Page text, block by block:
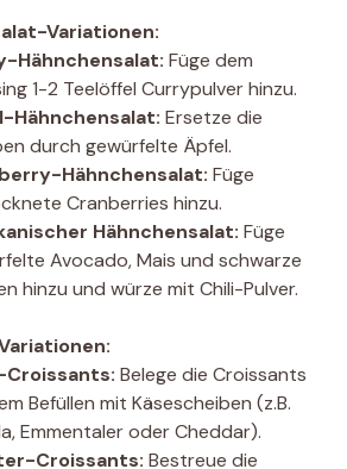
Variationen:
Hähnchensalat: Füge dem
1-2 Teelöffel Currypulver hinzu.
Hähnchensalat: Ersetze die
durch gewürfelte Äpfel.
Hähnchensalat: Füge
Cranberries hinzu.
Hähnchensalat: Füge
Avocado, Mais und schwarze
hinzu und würze mit Chili-Pulver.
Croissants: Belege die Croissants
Befüllen mit Käsescheiben (z.B.
Emmentaler oder Cheddar).
Croissants: Bestreue die